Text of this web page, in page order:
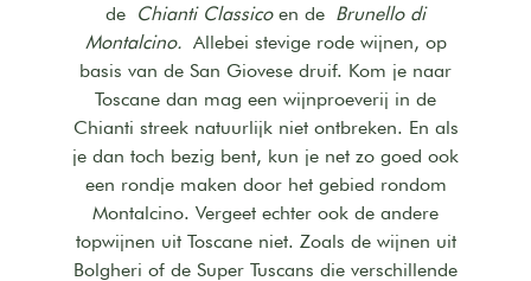
de Chianti Classicoen de Brunello di
Montalcino. Allebei stevige rode wijnen, op
basis van de San Giovese druif. Kom je naar
Toscane dan mag een wijnproeverij in de
Chianti streek natuurlijk niet ontbreken. En als
je dan toch bezig bent, kun je net zo goed ook
een rondje maken door het gebied rondom
Montalcino. Vergeet echter ook de andere
topwijnen uit Toscane niet. Zoals de wijnen uit
Bolgheri of de Super Tuscans die verschillende